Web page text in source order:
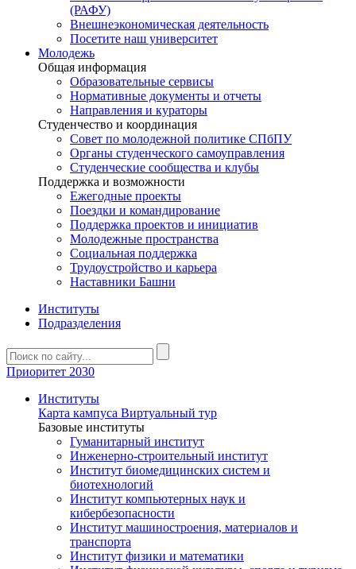
(РАФУ)
Внешнеэкономическая деятельность
Посетите наш университет
Молодежь
Общая информация
Образовательные сервисы
Нормативные документы и отчеты
Направления и кураторы
Студенчество и координация
Совет по молодежной политике СПбПУ
Органы студенческого самоуправления
Студенческие сообщества и клубы
Поддержка и возможности
Ежегодные проекты
Поездки и командирование
Поддержка проектов и инициатив
Молодежные пространства
Социальная поддержка
Трудоустройство и карьера
Наставники Башни
Институты
Подразделения
Приоритет 2030
Институты
Карта кампуса Виртуальный тур
Базовые институты
Гуманитарный институт
Инженерно-строительный институт
Институт биомедицинских систем и
биотехнологий
Институт компьютерных наук и
кибербезопасности
Институт машиностроения, материалов и
транспорта
Институт физики и математики